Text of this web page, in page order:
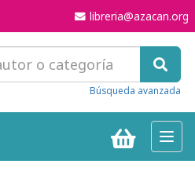
libreria@azacan.org
Búsqueda avanzada